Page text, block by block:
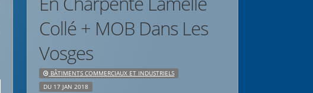
Collé + MOB Dans Les
Vosges
BÂTIMENTS COMMERCIAUX ET INDUSTRIELS
DU 17 JAN 2018